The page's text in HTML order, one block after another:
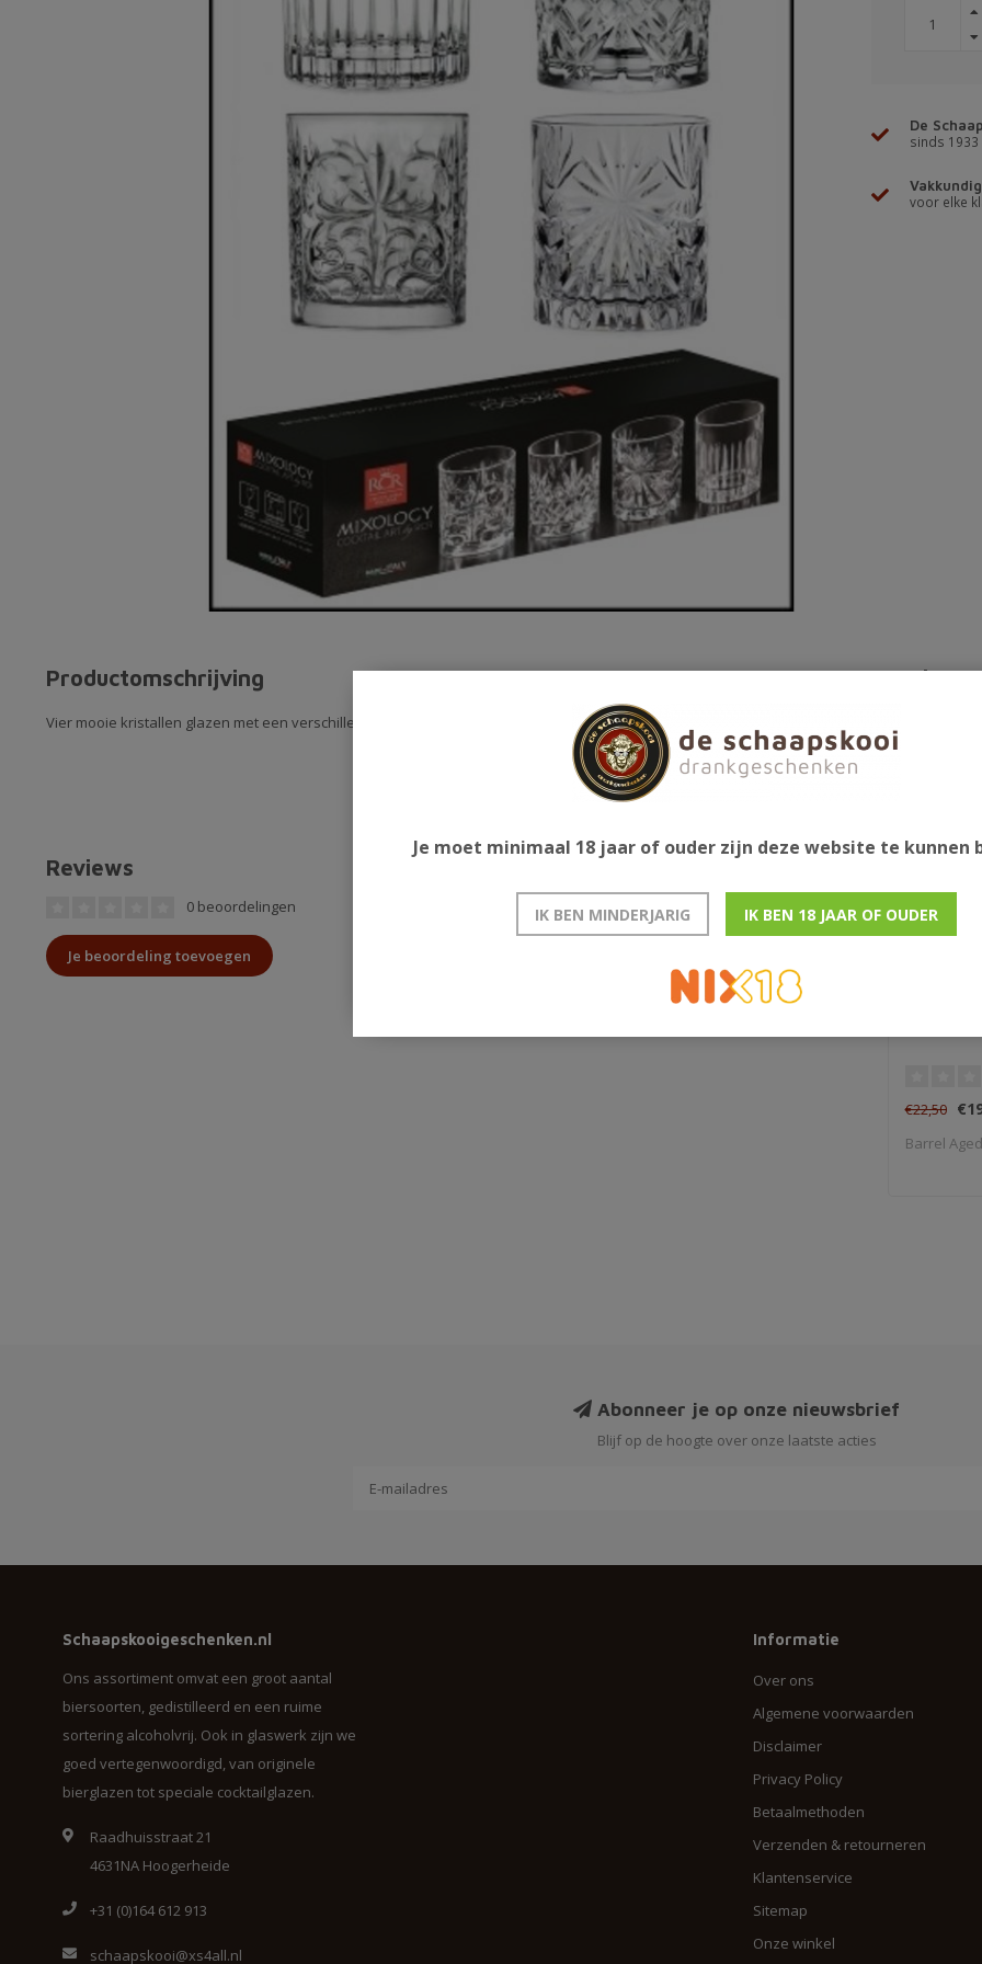
De
sinds 1933
voor elke
Productomschrijving
Vier mooie kristallen glazen met een verschillend geslepen decor.
Reviews
0 beoordelingen
Je beoordeling toevoegen
€22,50
Barrel
Abonneer je op onze nieuwsbrief
Blijf op de hoogte over onze laatste acties
Schaapskooigeschenken.nl
Ons assortiment omvat een groot aantal
biersoorten, gedistilleerd en een ruime
sortering alcoholvrij. Ook in glaswerk zijn we
goed vertegenwoordigd, van originele
bierglazen tot speciale cocktailglazen.
Raadhuisstraat 21
4631NA Hoogerheide
+31 (0)164 612 913
schaapskooi@xs4all.nl
Informatie
Over ons
Algemene voorwaarden
Disclaimer
Privacy Policy
Betaalmethoden
Verzenden & retourneren
Klantenservice
Sitemap
Onze winkel
Je moet minimaal 18 jaar of ouder zijn deze website te kunnen
IK BEN MINDERJARIG IK BEN 18 JAAR OF OUDER